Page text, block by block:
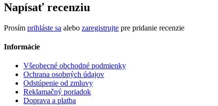
Napísať recenziu
Prosím prihláste sa alebo zaregistrujte pre pridanie recenzie
Informácie
Všeobecné obchodné podmienky
Ochrana osobných údajov
Odstúpenie od zmluvy
Reklamačný poriadok
Doprava a platba